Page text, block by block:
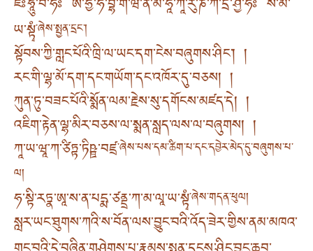
ཛཿཧཱུྃ་བྃ་ཧོཿ ཨེ་ཧྱེ་ཧི་བྷ་ག་ཝ་ན་མ་ཧཱ་ཀཱ་རུ་ཎི་ཀ་དྲྀ་ཤྱ་ཧོཿ ས་མ་
ཡ་སྟྭཾ་ཞེས་སྤྱན་དྲང་།
སྟོབས་ཀྱི་གླང་པོའི་ཁྲི་ལ་ཡང་དག་ངེས་བཞུགས་ཤིང་། །
རང་གི་ལྷ་མོ་དག་དང་གཡོག་དང་འཁོར་དུ་བཅས། །
ཀུན་ཏུ་བཟང་པོའི་སྨོན་ལམ་རྗེས་སུ་དགོངས་མཛད་དེ། །
འཇིག་རྟེན་ལྷ་མིར་བཅས་ལ་སྨན་སླད་ལས་ལ་བཞུགས། །
ཀཱ་ཡ་ཝཱ་ཀ་ཙིཏྟ་ཏིཥྛ་བཛྲ་ཞེས་པས་དམ་ཚིག་པ་དང་དབྱེར་མེད་དུ་བཞུགས་པ་
ལ།
ཧ་སྟི་རཏྣ་ཨཱ་ས་ན་པདྨ་ཙནྡྲ་ཀ་མ་ལཱ་ཡ་སྟྭཾ་ཞེས་གདན་ཕུལ།
སླར་ཡང་ཐུགས་ཀའི་ས་བོན་ལས་བྱུང་བའི་འོད་ཟེར་གྱིས་ནམ་མཁའ་